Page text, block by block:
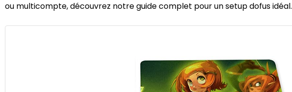
ou multicompte, découvrez notre guide complet pour un setup dofus idéal.